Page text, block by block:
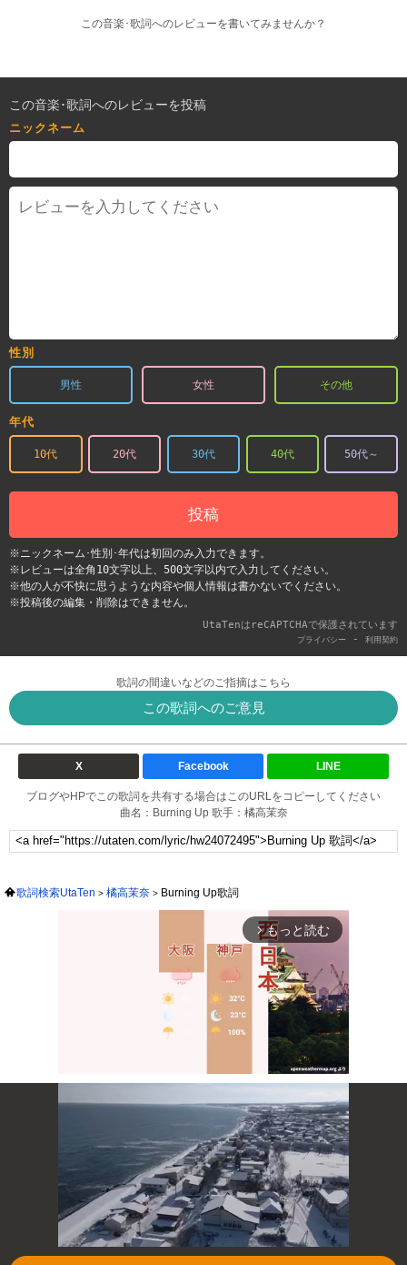
この音楽･歌詞へのレビューを書いてみませんか？
この音楽･歌詞へのレビューを投稿
ニックネーム
性別
男性 女性 その他
年代
10代 20代 30代 40代 50代～
投稿
※ニックネーム･性別･年代は初回のみ入力できます。
※レビューは全角10文字以上、500文字以内で入力してください。
※他の人が不快に思うような内容や個人情報は書かないでください。
※投稿後の編集・削除はできません。
UtaTenはreCAPTCHAで保護されています
プライバシー - 利用契約
歌詞の間違いなどのご指摘はこちら
この歌詞へのご意見
X Facebook LINE
ブログやHPでこの歌詞を共有する場合はこのURLをコピーしてください
曲名：Burning Up 歌手：橘高茉奈
歌詞検索UtaTen 橘高茉奈 Burning Up歌詞
arrow_forward_ios もっと読む
Mute
次の動画まで 3 キャンセル